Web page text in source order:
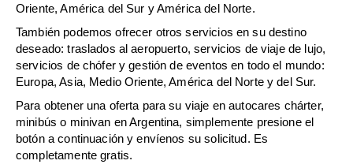
Oriente, América del Sur y América del Norte.
También podemos ofrecer otros servicios en su destino
deseado: traslados al aeropuerto, servicios de viaje de lujo,
servicios de chófer y gestión de eventos en todo el mundo:
Europa, Asia, Medio Oriente, América del Norte y del Sur.
Para obtener una oferta para su viaje en autocares chárter,
minibús o minivan en Argentina, simplemente presione el
botón a continuación y envíenos su solicitud. Es
completamente gratis.